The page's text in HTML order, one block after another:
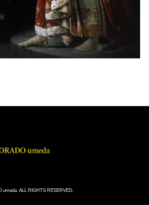
umeda. ALL RIGHTS RESERVED.